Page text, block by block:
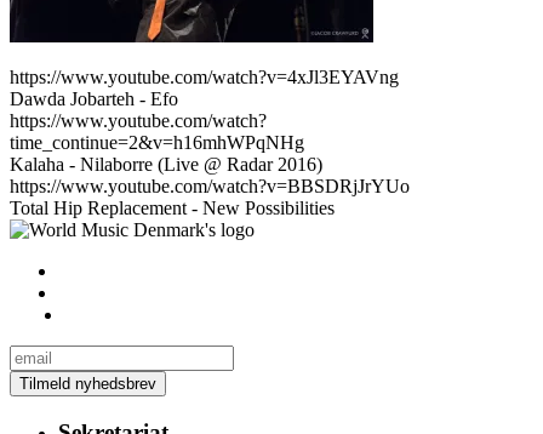
https://www.youtube.com/watch?v=4xJl3EYAVng
Dawda Jobarteh - Efo
https://www.youtube.com/watch?
time_continue=2&v=h16mhWPqNHg
Kalaha - Nilaborre (Live @ Radar 2016)
https://www.youtube.com/watch?v=BBSDRjJrYUo
Total Hip Replacement - New Possibilities